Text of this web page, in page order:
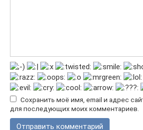
Сохранить моё имя, email и адрес
для последующих моих комментариев.